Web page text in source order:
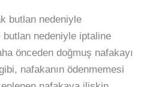
nedeniyle
nedeniyle iptaline
önceden doğmuş nafakayı
nafakanın ödenmemesi